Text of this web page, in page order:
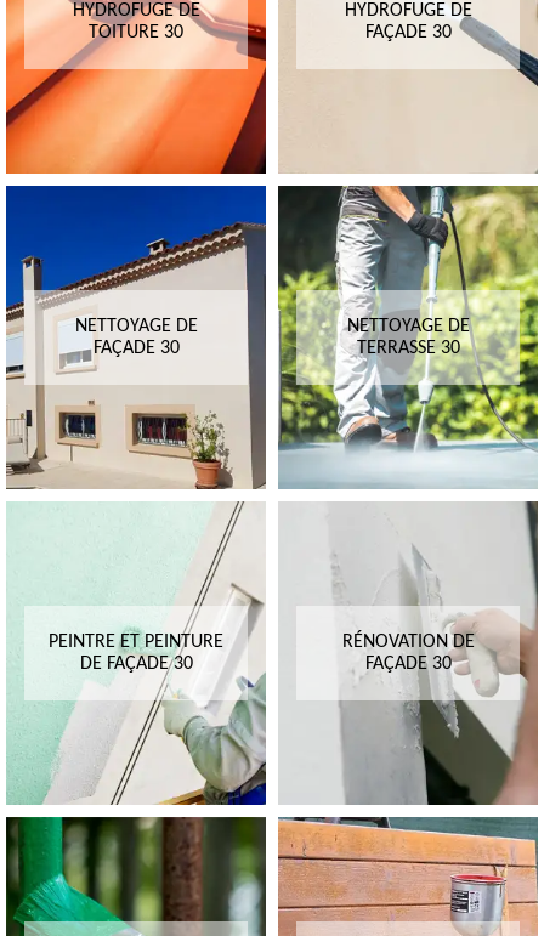
HYDROFUGE DE
TOITURE 30
HYDROFUGE DE
FAÇADE 30
NETTOYAGE DE
FAÇADE 30
NETTOYAGE DE
TERRASSE 30
PEINTRE ET PEINTURE
DE FAÇADE 30
RÉNOVATION DE
FAÇADE 30